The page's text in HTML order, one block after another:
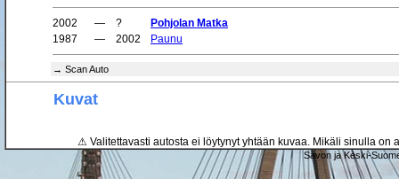
2002 — ?
Pohjolan Matka
1987
— 2002 Paunu
→ Scan Auto
Kuvat
⚠ Valitettavasti autosta ei löytynyt yhtään kuvaa. Mikäli sinulla on
Savon ja Keski-